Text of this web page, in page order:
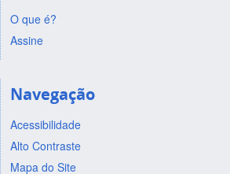
O que é?
Assine
Navegação
Acessibilidade
Alto Contraste
Mapa do Site